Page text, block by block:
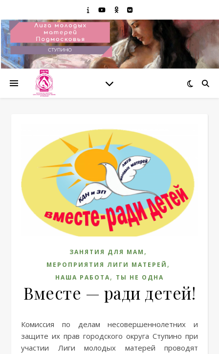
ЗАНЯТИЯ ДЛЯ МАМ ,
МЕРОПРИЯТИЯ ЛИГИ МАТЕРЕЙ ,
НАША РАБОТА, ТЫ НЕ ОДНА
Вместе — ради детей!
Комиссия по делам несовершеннолетних и
защите их прав городского округа Ступино при
участии Лиги молодых матерей проводят